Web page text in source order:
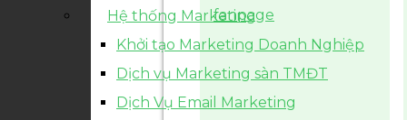
Hệ thống Marketing
Khởi tạo Marketing Doanh Nghiệp
Dịch vụ Marketing sàn TMĐT
Dịch Vụ Email Marketing